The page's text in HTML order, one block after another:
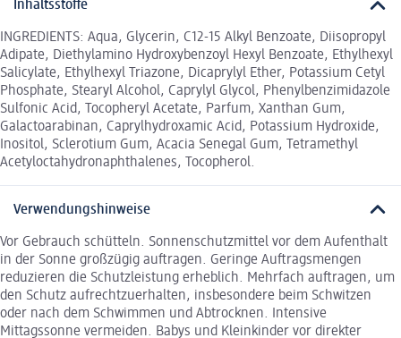
Inhaltsstoffe
INGREDIENTS: Aqua, Glycerin, C12-15 Alkyl Benzoate, Diisopropyl
Adipate, Diethylamino Hydroxybenzoyl Hexyl Benzoate, Ethylhexyl
Salicylate, Ethylhexyl Triazone, Dicaprylyl Ether, Potassium Cetyl
Phosphate, Stearyl Alcohol, Caprylyl Glycol, Phenylbenzimidazole
Sulfonic Acid, Tocopheryl Acetate, Parfum, Xanthan Gum,
Galactoarabinan, Caprylhydroxamic Acid, Potassium Hydroxide,
Inositol, Sclerotium Gum, Acacia Senegal Gum, Tetramethyl
Acetyloctahydronaphthalenes, Tocopherol.
Verwendungshinweise
Vor Gebrauch schütteln. Sonnenschutzmittel vor dem Aufenthalt
in der Sonne großzügig auftragen. Geringe Auftragsmengen
reduzieren die Schutzleistung erheblich. Mehrfach auftragen, um
den Schutz aufrechtzuerhalten, insbesondere beim Schwitzen
oder nach dem Schwimmen und Abtrocknen. Intensive
Mittagssonne vermeiden. Babys und Kleinkinder vor direkter